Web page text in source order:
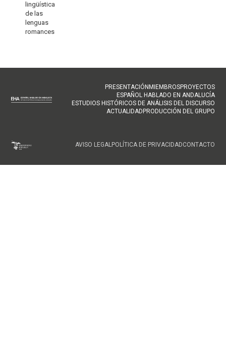
lingüística
de las
lenguas
romances
NAVEGACIÓN
PRINCIPAL
PRESENTACIÓN MIEMBROSPROYECTOS
ESPAÑOL HABLADO EN ANDALUCÍA
ESTUDIOS HISTÓRICOS DE ANÁLISIS DEL DISCURSO
ACTUALIDAD PRODUCCIÓN DEL GRUPO
FOOTERAVISO LEGALPOLÍTICA DE PRIVACIDADCONTACTO